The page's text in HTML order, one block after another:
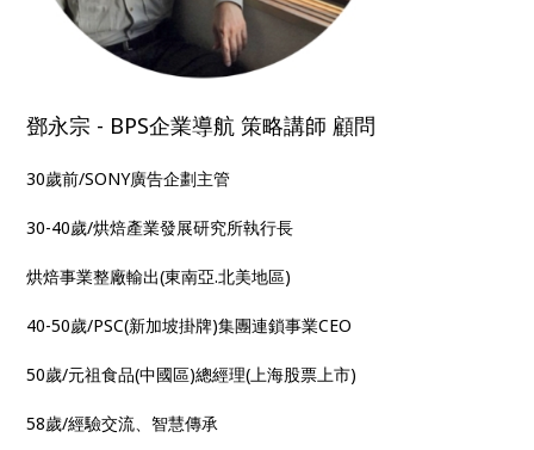
鄧永宗 - BPS企業導航 策略講師 顧問
30歲前/SONY廣告企劃主管
30-40歲/烘焙產業發展研究所執行長
烘焙事業整廠輸出(東南亞.北美地區)
40-50歲/PSC(新加坡掛牌)集團連鎖事業CEO
50歲/元祖食品(中國區)總經理(上海股票上市)
58歲/經驗交流、智慧傳承